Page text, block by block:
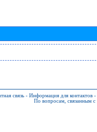
связь - Информация для контактов -
По вопросам, связанным с